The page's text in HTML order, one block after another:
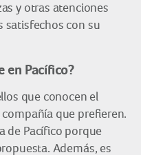
y otras atenciones
satisfechos con su
en Pacífico?
que conocen el
que prefieren.
de Pacífico porque
Además, es